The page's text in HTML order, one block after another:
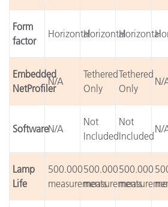
Form
factor
HorizontalHorizontalHorizontal
Embedded
NetProfiler
N/A
Tethered
Only
Tethered
Only
N/
SoftwareN/A
Not
Included
Not
Included
N/
Lamp
Life
500.000
measurements
500.000
measurements
500.000